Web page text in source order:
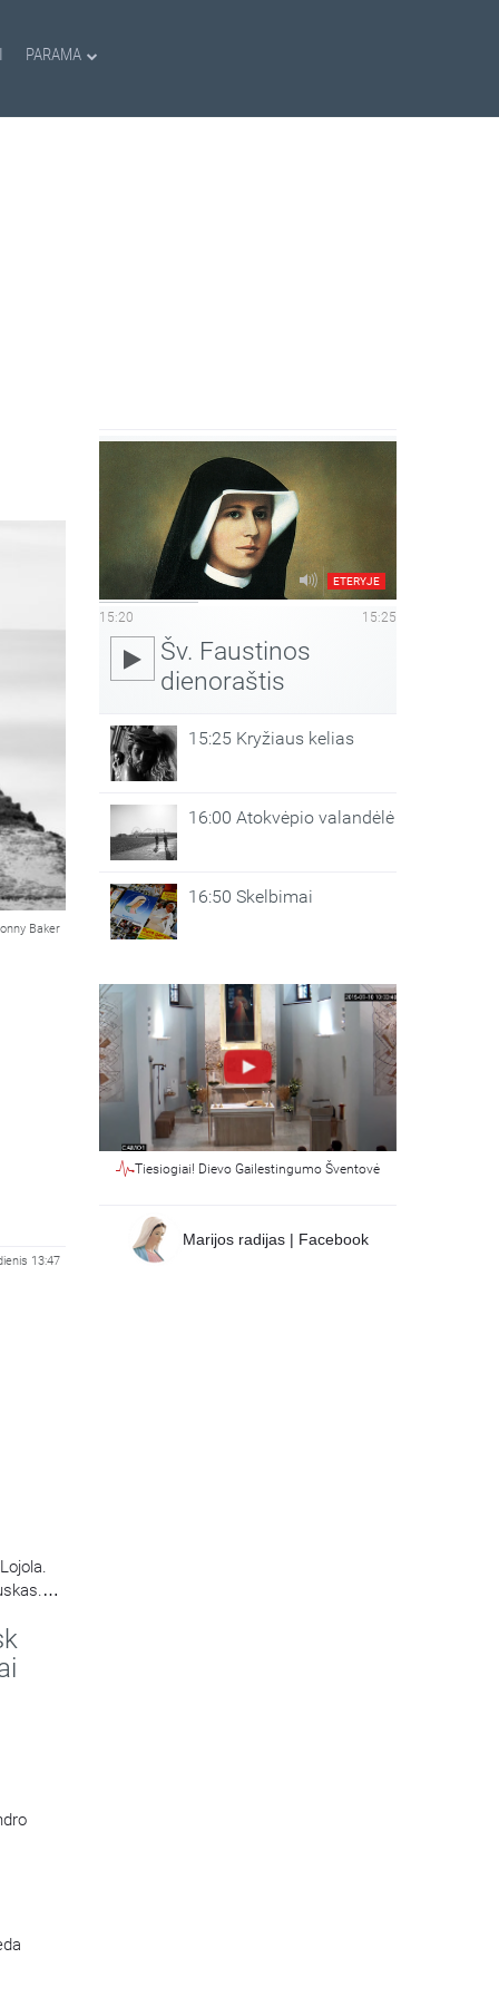
PARAMA
Baker
13:47
ETERYJE
15:20 15:25
Šv. Faustinos
dienoraštis
15:25 Kryžiaus kelias
16:00 Atokvėpio valandėlė
16:50 Skelbimai
Tiesiogiai! Dievo Gailestingumo Šventovė
Marijos radijas | Facebook